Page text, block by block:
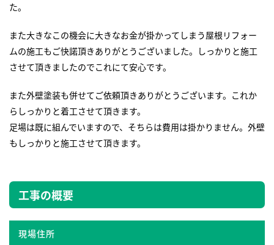
た。
また大きなこの機会に大きなお金が掛かってしまう屋根リフォー
ムの施工もご快諾頂きありがとうございました。しっかりと施工
させて頂きましたのでこれにて安心です。
また外壁塗装も併せてご依頼頂きありがとうございます。これか
らしっかりと着工させて頂きます。
足場は既に組んでいますので、そちらは費用は掛かりません。外壁
もしっかりと施工させて頂きます。
工事の概要
現場住所